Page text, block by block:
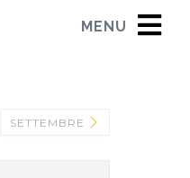
MENU
SETTEMBRE